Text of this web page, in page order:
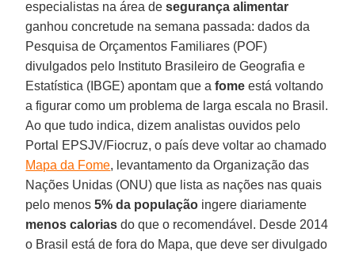
especialistas na área de segurança alimentar
ganhou concretude na semana passada: dados da
Pesquisa de Orçamentos Familiares (POF)
divulgados pelo Instituto Brasileiro de Geografia e
Estatística (IBGE) apontam que afome está voltando
a figurar como um problema de larga escala no Brasil.
Ao que tudo indica, dizem analistas ouvidos pelo
Portal EPSJV/Fiocruz, o país deve voltar ao chamado
Mapa da Fome, levantamento da Organização das
Nações Unidas (ONU) que lista as nações nas quais
pelo menos5% da população ingere diariamente
menos calorias do que o recomendável. Desde 2014
o Brasil está de fora do Mapa, que deve ser divulgado